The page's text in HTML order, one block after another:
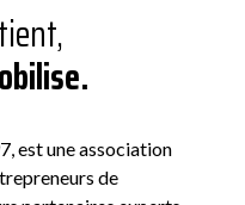
est une association
de